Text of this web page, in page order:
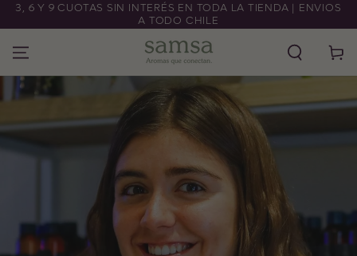
IR AL CONTENIDO
3, 6 Y 9 CUOTAS SIN INTERÉS EN TODA LA TIENDA | ENVIOS
A TODO CHILE
Carrito